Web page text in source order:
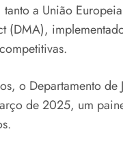
a União
(DMA),
o Departamento
de 2025, um